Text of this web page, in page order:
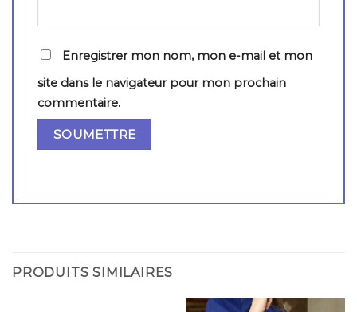
Enregistrer mon nom, mon e-mail et mon
site dans le navigateur pour mon prochain
commentaire.
PRODUITS SIMILAIRES